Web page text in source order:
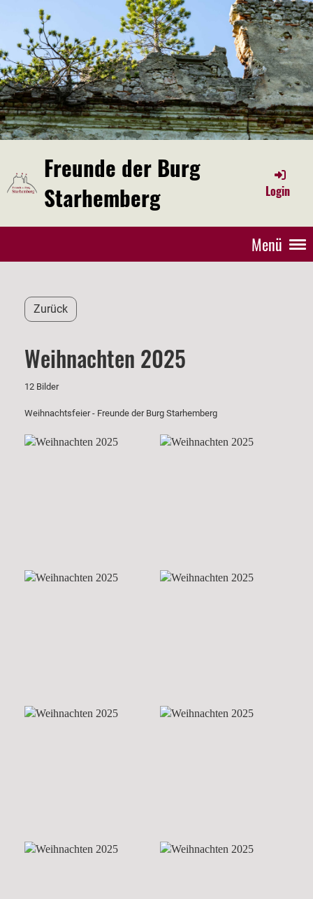
Freunde der Burg
Starhemberg
Login
Menü
Zurück
Weihnachten 2025
12 Bilder
Weihnachtsfeier - Freunde der Burg Starhemberg